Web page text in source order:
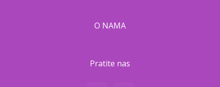
O NAMA
Pratite nas